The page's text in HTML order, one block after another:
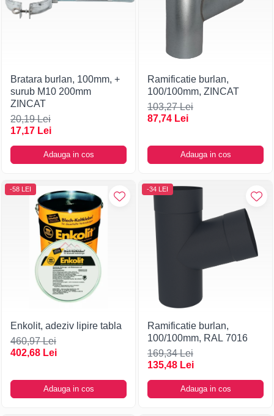
Bratara burlan, 100mm, +
surub M10 200mm
ZINCAT
20,19 Lei
17,17 Lei
Adauga in cos
Ramificatie burlan,
100/100mm, ZINCAT
103,27 Lei
87,74 Lei
Adauga in cos
-58 LEI
Enkolit, adeziv lipire tabla
460,97 Lei
402,68 Lei
Adauga in cos
-34 LEI
Ramificatie burlan,
100/100mm, RAL 7016
169,34 Lei
135,48 Lei
Adauga in cos